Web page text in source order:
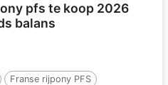
pfs te koop 2026
balans
Franse rijpony PFS